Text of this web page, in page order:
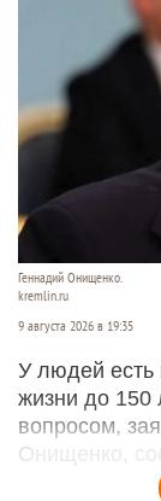
Геннадий Онищенко.
kremlin.ru
9 августа 2026 в 19:35
У людей есть
жизни до 150
вопросом,
Онищенко,